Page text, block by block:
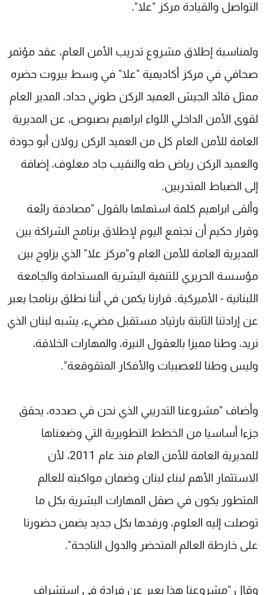
التواصل والقيادة مركز "علا".
ولمناسبة إطلاق مشروع تدريب الأمن العام، عقد مؤتمر
صحافي في مركز أكاديمية "علا" في وسط بيروت حضره
ممثل قائد الجيش العميد الركن طوني حداد، المدير العام
لقوى الأمن الداخلي اللواء ابراهيم بصبوص، عن المديرية
العامة للأمن العام كل من العميد الركن رولان أبو جودة
والعميد الركن رياض طه والنقيب جاد معلوف، إضافة
إلى الضباط المتدربين.
وألقى ابراهيم كلمة استهلها بالقول "مصادفة رائعة
وقرار حكيم أن نجتمع اليوم لإطلاق برنامج الشراكة بين
المديرية العامة للأمن العام و"مركز علا" الذي يزاوج بين
مؤسسة الحريري للتنمية البشرية المستدامة والجامعة
اللبنانية - الأميركية. قرارنا يكمن في أننا نطلق برنامجا يعبر
عن إرادتنا الثابتة بارتياد مستقبل مضيء، يشبه لبنان الذي
نريد، وطنا مميزا بالعقول النيرة، والمهارات الخلاقة،
وليس وطنا للعصبيات والأفكار المتقوقعة".
وأضاف "مشروعنا التدريبي الذي نحن في صدده، يحقق
جزءا أساسيا من الخطط التطويرية التي وضعناها
للمديرية العامة للأمن العام منذ عام 2011، لأن
الاستثمار الأهم لبناء لبنان وضمان مواكبته للعالم
المتطور يكون في صقل المهارات البشرية بكل ما
توصلت إليه العلوم، ورفدها بكل جديد يضمن حضورنا
على خارطة العالم المتحضر والدول الناجحة".
وقال "مشروعنا هذا يعبر عن فرادة في استشراف